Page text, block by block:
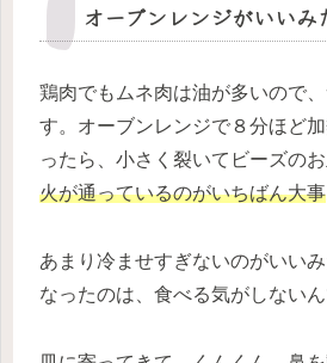
オーブンレンジがいいみ
鶏肉でもムネ肉は油が多いので
す。オーブンレンジで８分ほど
ったら、小さく裂いてビーズのお
火が通っているのがいちばん大事
あまり冷ませすぎないのがいい
なったのは、食べる気がしないん